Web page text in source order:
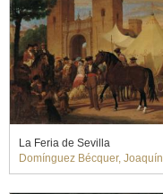
La Feria de Sevilla
Domínguez Bécquer, Joaquín